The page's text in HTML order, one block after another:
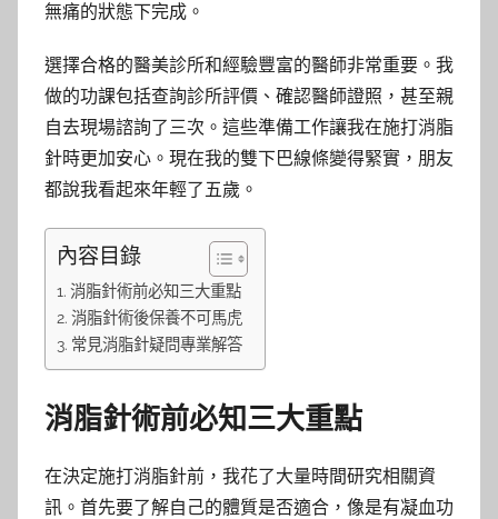
無痛的狀態下完成。
選擇合格的醫美診所和經驗豐富的醫師非常重要。我
做的功課包括查詢診所評價、確認醫師證照，甚至親
自去現場諮詢了三次。這些準備工作讓我在施打消脂
針時更加安心。現在我的雙下巴線條變得緊實，朋友
都說我看起來年輕了五歲。
內容目錄
消脂針術前必知三大重點
消脂針術後保養不可馬虎
常見消脂針疑問專業解答
消脂針術前必知三大重點
在決定施打消脂針前，我花了大量時間研究相關資
訊。首先要了解自己的體質是否適合，像是有凝血功